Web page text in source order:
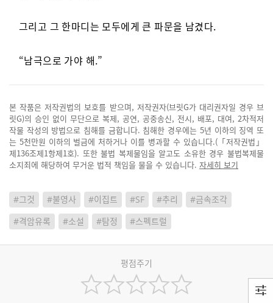
그리고 그 한마디는 모두에게 큰 파문을 남겼다.
“남극으로 가야 해.”
본 작품은 저작권법의 보호를 받으며, 저작권자(브릿G가 대리권자일 경우 브
릿G)의 승인 없이 무단으로 복제, 공연, 공중송신, 전시, 배포, 대여, 2차적저
작물 작성의 방법으로 침해를 금합니다. 침해한 경우에는 5년 이하의 징역 또
는 5천만원 이하의 벌금에 처하거나 이를 병과할 수 있습니다.(「저작권법」
제136조제1항제1호). 또한 불법 복제물임을 알고도 소유한 경우 불법복제물
소지죄에 해당하여 무거운 법적 책임을 물을 수 있습니다. 자세히 보기
#그것 #불영사 #이집트 #SF #추리
#금속조각
#격암유록
#소설 #탐정 #스펙트럴
평점주기